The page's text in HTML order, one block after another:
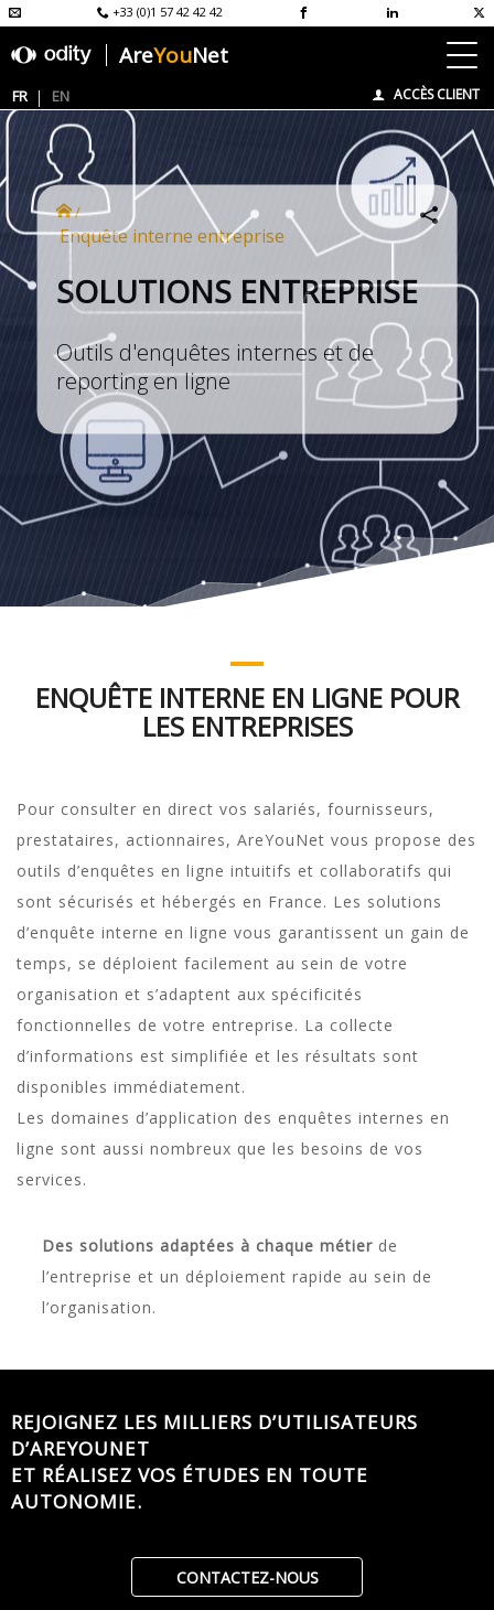
+33 (0)1 57 42 42 42
AreYouNet
FR EN ACCÈS CLIENT
/
enquête interne entreprise
SOLUTIONS ENTREPRISE
Outils d'enquêtes internes et de
reporting en ligne
ENQUÊTE INTERNE EN LIGNE POUR
LES ENTREPRISES
Pour consulter en direct vos salariés, fournisseurs,
prestataires, actionnaires, AreYouNet vous propose des
outils d’enquêtes en ligne intuitifs et collaboratifs qui
sont sécurisés et hébergés en France. Les solutions
d’enquête interne en ligne vous garantissent un gain de
temps, se déploient facilement au sein de votre
organisation et s’adaptent aux spécificités
fonctionnelles de votre entreprise. La collecte
d’informations est simplifiée et les résultats sont
disponibles immédiatement.
Les domaines d’application des enquêtes internes en
ligne sont aussi nombreux que les besoins de vos
services.
Des solutions adaptées à chaque métierde
l’entreprise et un déploiement rapide au sein de
l’organisation.
REJOIGNEZ LES MILLIERS D’UTILISATEURS
D’AREYOUNET
ET RÉALISEZ VOS ÉTUDES EN TOUTE
AUTONOMIE.
CONTACTEZ-NOUS